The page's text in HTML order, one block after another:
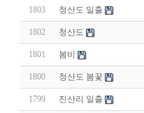
1803 청산도 일출
1802 청산도
1801 봄비
1800 청산도 봄꽃
1799 진산리 일출